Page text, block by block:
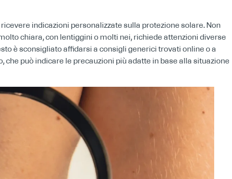
indicazioni personalizzate sulla protezione solare. Non
chiara, con lentiggini o molti nei, richiede attenzioni diverse
è sconsigliato affidarsi a consigli generici trovati online o a
che può indicare le precauzioni più adatte in base alla situazione